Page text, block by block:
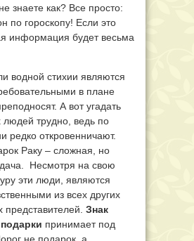
знаете как? Все просто:
по гороскопу! Если это
информация будет весьма
водной стихии являются
в плане
А вот угадать
людей трудно, ведь по
редко откровенничают.
Раку – сложная, но
Несмотря на свою
эти люди, являются
из всех других
представителей. Знак
принимает под